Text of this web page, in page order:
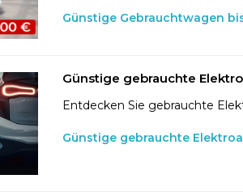
Günstige Gebrauchtwagen
Günstige gebrauchte
Entdecken Sie gebrauchte
Günstige gebrauchte